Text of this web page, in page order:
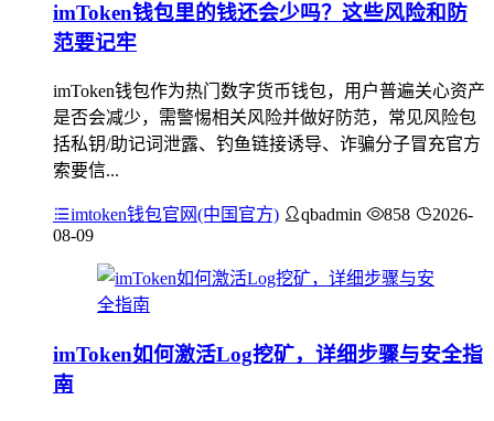
imToken钱包里的钱还会少吗？这些风险和防
范要记牢
imToken钱包作为热门数字货币钱包，用户普遍关心资产
是否会减少，需警惕相关风险并做好防范，常见风险包
括私钥/助记词泄露、钓鱼链接诱导、诈骗分子冒充官方
索要信...
imtoken钱包官网(中国官方) qbadmin 858
2026-
08-09
imToken如何激活Log挖矿，详细步骤与安全指
南